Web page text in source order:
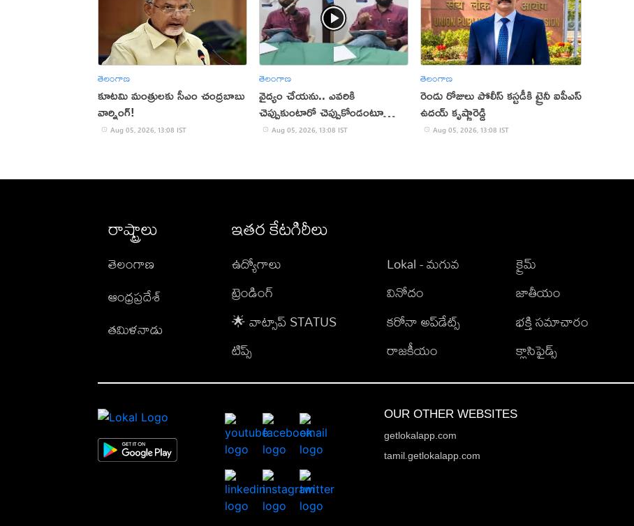
తెలంగాణ
కూటమి మంత్రులకు సీఎం చంద్రబాబు
వార్నింగ్!
Aug 05, 2026, 13:08 IST
తెలంగాణ
వైద్యం చేయను.. ఎవరికి
చెప్పుకుంటారో చెప్పుకోండంటూ
డాక్టర్‌ ఫైర్ (వీడియో)
Aug 05, 2026, 13:08 IST
తెలంగాణ
రెండు రోజులు పోలీస్ కస్టడీకి ట్రైనీ ఐపీఎస్
ఉదయ్ కృష్ణారెడ్డి
Aug 05, 2026, 13:08 IST
రాష్ట్రాలు
తెలంగాణ
ఆంధ్రప్రదేశ్
తమిళనాడు
ఇతర కేటగిరీలు
ఉద్యోగాలు
ట్రెండింగ్
🌟 వాట్సాప్ STATUS
టిప్స్
Lokal - మగువ
వినోదం
కరోనా అప్‌డేట్స్
రాజకీయం
క్రైమ్
జాతీయం
భక్తి సమాచారం
క్లాసిఫైడ్స్
OUR OTHER WEBSITES
getlokalapp.com
tamil.getlokalapp.com